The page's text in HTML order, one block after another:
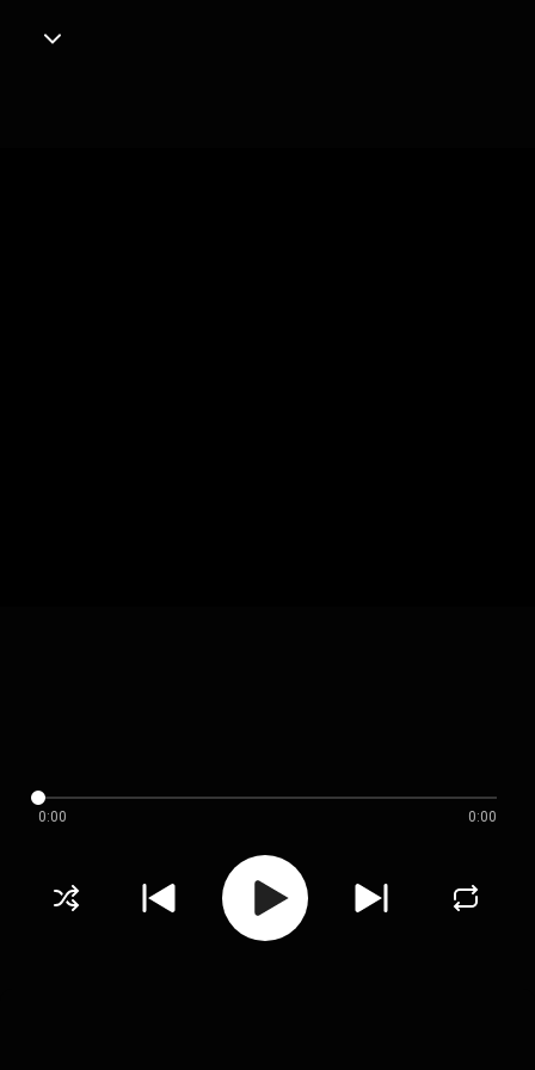
0:00 0:00